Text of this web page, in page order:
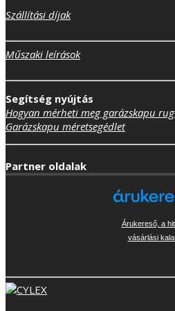
Szállítási díjak
Műszaki leírások
Segítség nyújtás
Hogyan mérheti meg garázskapu
Garázskapu méretsegédlet
Partner oldalak
Árukereső, a
vásárlási